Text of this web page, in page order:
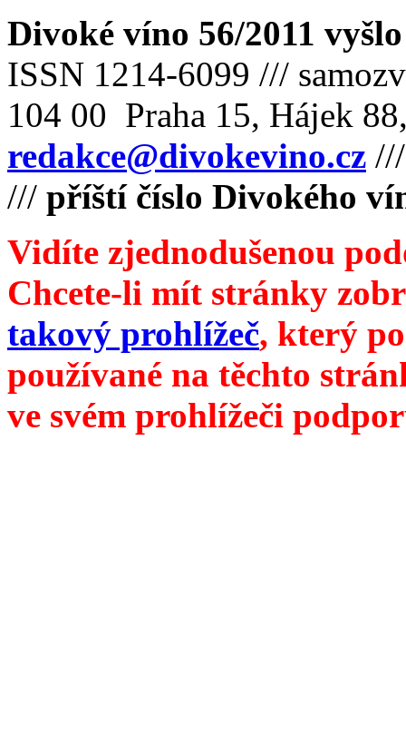
Divoké víno 56/2011
ISSN 1214-6099 ///
104 00 Praha 15, Hájek
redakce@divokevino.cz
/// příští číslo Divokého
Vidíte zjednodušenou
Chcete-li mít stránky
takový prohlížeč, který
používané na těchto
ve svém prohlížeči